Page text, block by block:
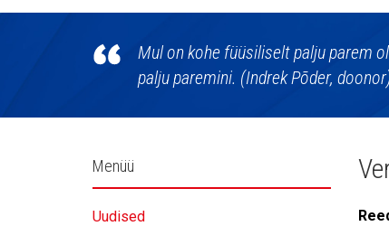
Põhja-
Mul on kohe füüsiliselt palju parem
palju paremini. (Indrek Põder,
Külgpaani
navigatsioon
Menüü
Uudised